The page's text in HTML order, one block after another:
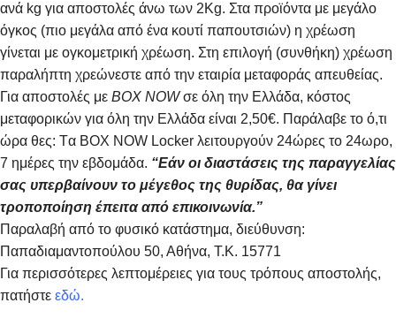
ανά kg για αποστολές άνω των 2Κg. Στα προϊόντα με μεγάλο
όγκος (πιο μεγάλα από ένα κουτί παπουτσιών) η χρέωση
γίνεται με ογκομετρική χρέωση. Στη επιλογή (συνθήκη) χρέωση
παραλήπτη χρεώνεστε από την εταιρία μεταφοράς απευθείας.
Για αποστολές με BOX NOWσε όλη την Ελλάδα, κόστος
μεταφορικών για όλη την Ελλάδα είναι 2,50€. Παράλαβε το ό,τι
ώρα θες: Tα ΒΟΧ ΝΟW Locker λειτουργούν 24ώρες το 24ωρο,
7 ημέρες την εβδομάδα. “Εάν οι διαστάσεις της παραγγελίας
σας υπερβαίνουν το μέγεθος της θυρίδας, θα γίνει
τροποποίηση έπειτα από επικοινωνία.”
Παραλαβή από το φυσικό κατάστημα, διεύθυνση:
Παπαδιαμαντοπούλου 50, Αθήνα, Τ.Κ. 15771
Για περισσότερες λεπτομέρειες για τους τρόπους αποστολής,
πατήστε εδώ.